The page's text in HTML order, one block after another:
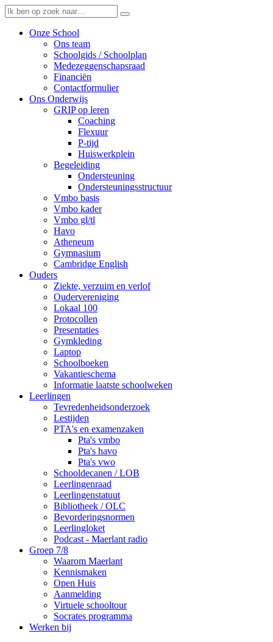
Onze School
Ons team
Schoolgids / Schoolplan
Medezeggenschapsraad
Financiën
Contactformulier
Ons Onderwijs
GRIP op leren
Coaching
Flexuur
P-tijd
Huiswerkplein
Begeleiding
Ondersteuning
Ondersteuningsstructuur
Vmbo basis
Vmbo kader
Vmbo gl/tl
Havo
Atheneum
Gymnasium
Cambridge English
Ouders
Ziekte, verzuim en verlof
Oudervereniging
Lokaal 100
Protocollen
Presentaties
Gymkleding
Laptop
Schoolboeken
Vakantieschema
Informatie laatste schoolweken
Leerlingen
Tevredenheidsonderzoek
Lestijden
PTA's en examenzaken
Pta's vmbo
Pta's havo
Pta's vwo
Schooldecanen / LOB
Leerlingenraad
Leerlingenstatuut
Bibliotheek / OLC
Bevorderingsnormen
Leerlingloket
Podcast - Maerlant radio
Groep 7/8
Waarom Maerlant
Kennismaken
Open Huis
Aanmelding
Virtuele schooltour
Socrates programma
Werken bij